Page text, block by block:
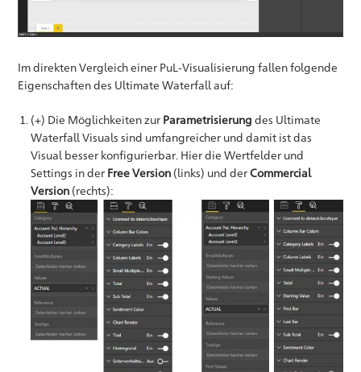
Im direkten Vergleich einer PuL-Visualisierung fallen folgende
Eigenschaften des Ultimate Waterfall auf:
(+) Die Möglichkeiten zur Parametrisierungdes Ultimate
Waterfall Visuals sind umfangreicher und damit ist das
Visual besser konfigurierbar. Hier die Wertfelder und
Settings in der Free Version (links) und derCommercial
Version (rechts):